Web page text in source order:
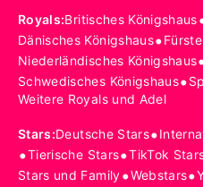
Royals:Britisches Königshaus
Dänisches Königshaus•
Niederländisches Königshaus
Schwedisches Königshaus•
Weitere Royals und Adel
Stars:Deutsche Stars•
•Tierische Stars•TikTok
Stars und Family•Webstars•